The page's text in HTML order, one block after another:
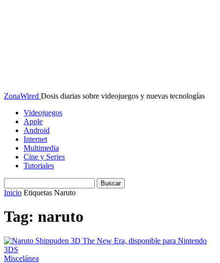
ZonaWired Dosis diarias sobre videojuegos y nuevas tecnologías
Videojuegos
Apple
Android
Internet
Multimedia
Cine y Series
Tutoriales
Inicio Etiquetas Naruto
Tag: naruto
Miscelánea